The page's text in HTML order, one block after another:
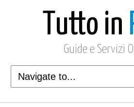
Tutto in
Guide e Servizi